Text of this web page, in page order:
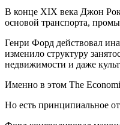
В конце XIX века Джон
основой транспорта,
Генри Форд действовал
изменило структуру
недвижимости и даже
Именно в этом The
Но есть принципиальное